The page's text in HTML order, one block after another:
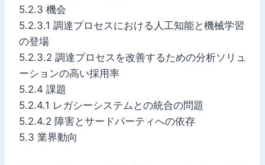
5.2.3 機会
5.2.3.1 調達プロセスにおける人工知能と機械学習
の登場
5.2.3.2 調達プロセスを改善するための分析ソリュ
ーションの高い採用率
5.2.4 課題
5.2.4.1 レガシーシステムとの統合の問題
5.2.4.2 障害とサードパーティへの依存
5.3 業界動向